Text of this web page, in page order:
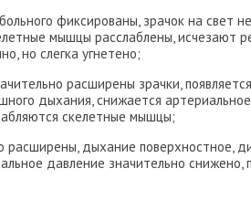
фиксированы, зрачок на свет
мышцы расслаблены, исчезают
но слегка угнетено;
расширены зрачки, появляется
дыхания, снижается
скелетные мышцы;
расширены, дыхание поверхностное,
давление значительно снижено,